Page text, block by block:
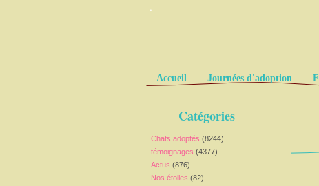
.
Pages
Accueil Journées d'adoption
Catégories
Chats adoptés (8244)
témoignages (4377)
Actus (876)
Nos étoiles (82)